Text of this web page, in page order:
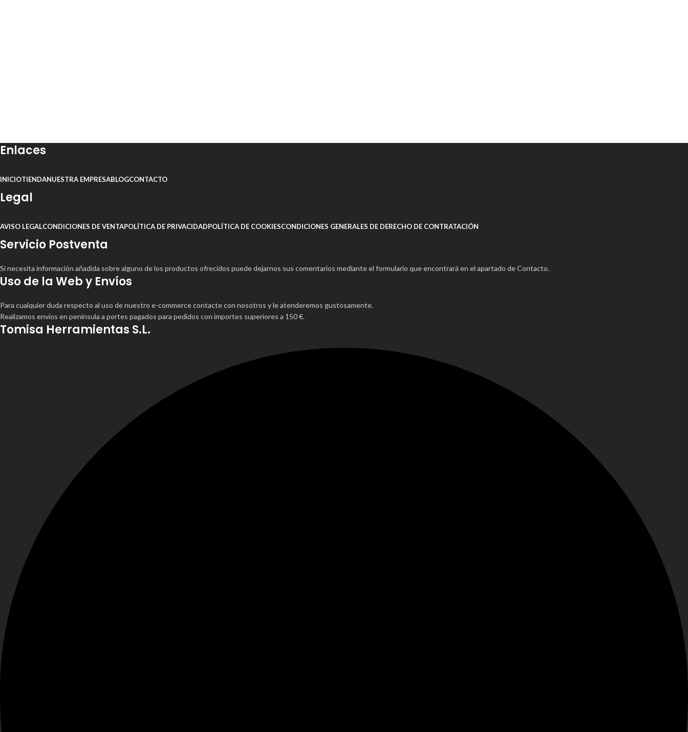
Enlaces
INICIOTIENDANUESTRA EMPRESABLOGCONTACTO
Legal
AVISO LEGALCONDICIONES DE VENTAPOLÍTICA DE PRIVACIDADPOLÍTICA DE COOKIESCONDICIONES GENERALES DE DERECHO DE CONTRATACIÓN
Servicio Postventa
Si necesita información añadida sobre alguno de los productos ofrecidos puede dejarnos sus comentarios mediante el formulario que encontrará en el apartado de Contacto.
Uso de la Web y Envíos
Para cualquier duda respecto al uso de nuestro e-commerce contacte con nosotros y le atenderemos gustosamente.
Realizamos envíos en península a portes pagados para pedidos con importes superiores a 150 €.
Tomisa Herramientas S.L.